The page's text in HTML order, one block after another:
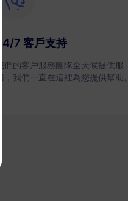
24/7 客戶支持
我們的客戶服務團隊全天候提供服
務，我們一直在這裡為您提供幫助。